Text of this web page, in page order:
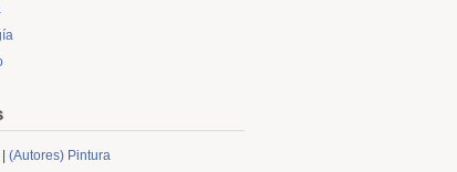
(Autores) Pintura